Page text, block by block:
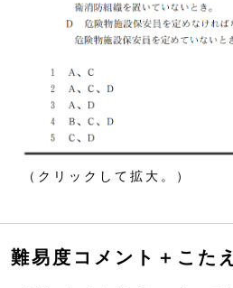
（クリックして拡大。）
難易度コメント＋こたえ